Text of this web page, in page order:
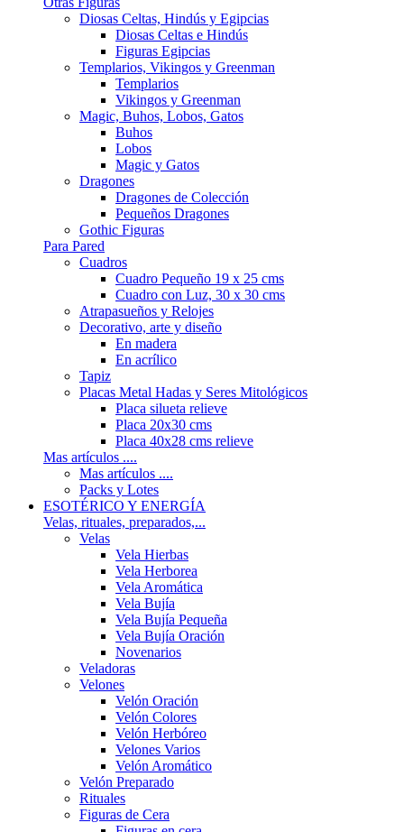
Diosas Celtas, Hindús y Egipcias
Diosas Celtas e Hindús
Figuras Egipcias
Templarios, Vikingos y Greenman
Templarios
Vikingos y Greenman
Magic, Buhos, Lobos, Gatos
Buhos
Lobos
Magic y Gatos
Dragones
Dragones de Colección
Pequeños Dragones
Gothic Figuras
Para Pared
Cuadros
Cuadro Pequeño 19 x 25 cms
Cuadro con Luz, 30 x 30 cms
Atrapasueños y Relojes
Decorativo, arte y diseño
En madera
En acrílico
Tapiz
Placas Metal Hadas y Seres Mitológicos
Placa silueta relieve
Placa 20x30 cms
Placa 40x28 cms relieve
Mas artículos ....
Mas artículos ....
Packs y Lotes
ESOTÉRICO Y ENERGÍA
Velas, rituales, preparados,...
Velas
Vela Hierbas
Vela Herborea
Vela Aromática
Vela Bujía
Vela Bujía Pequeña
Vela Bujía Oración
Novenarios
Veladoras
Velones
Velón Oración
Velón Colores
Velón Herbóreo
Velones Varios
Velón Aromático
Velón Preparado
Rituales
Figuras de Cera